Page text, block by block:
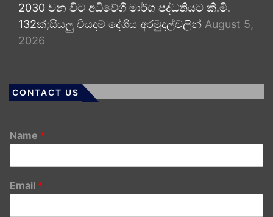
2030 වන විට අධිවේගී මාර්ග පද්ධතියට කි.මී.
132ක්;සියලු වියදම් දේශීය අරමුදල්වලින් August 5,
2026
CONTACT US
Name *
Email *